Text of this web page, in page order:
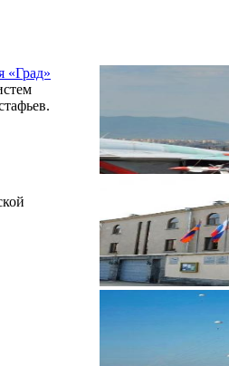
«Град»